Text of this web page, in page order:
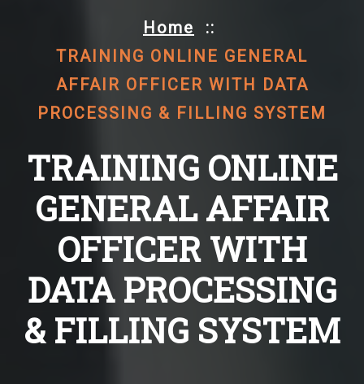
Home ::
TRAINING ONLINE GENERAL
AFFAIR OFFICER WITH DATA
PROCESSING & FILLING SYSTEM
TRAINING ONLINE
GENERAL AFFAIR
OFFICER WITH
DATA PROCESSING
& FILLING SYSTEM